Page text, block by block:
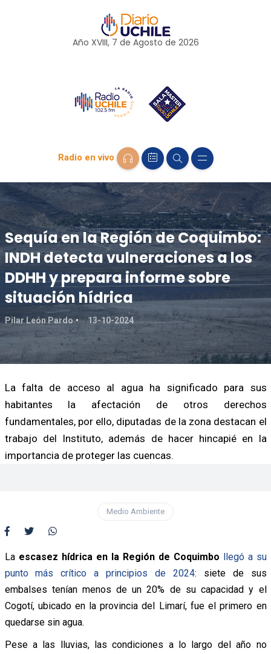
Año XVIII, 7 de Agosto de 2026
Radio en vivo
Sequía en la Región de Coquimbo:
INDH detecta vulneraciones a los
DDHH y prepara informe sobre
situación hídrica
Pilar León Pardo 13-10-2024
La falta de acceso al agua ha significado para sus
habitantes la afectación de otros derechos
fundamentales, por ello, diputadas de la zona destacan el
trabajo del Instituto, además de hacer hincapié en la
importancia de proteger las cuencas.
Medio Ambiente
La escasez hídrica en la Región de Coquimbo llegó a su
punto más crítico a principios de 2024: siete de sus
embalses tenían menos de un 20% de su capacidad y el
Cogotí, ubicado en la provincia del Limarí, fue el primero en
quedarse sin agua.
Pese a las lluvias, las condiciones a lo largo del año no